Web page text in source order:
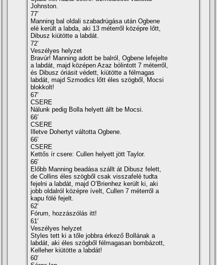
Johnston.
77′
Manning bal oldali szabadrúgása után Ogbene
elé került a labda, aki 13 méterről középre lőtt,
Dibusz kiütötte a labdát.
72′
Veszélyes helyzet
Bravúr! Manning adott be balról, Ogbene lefejelte
a labdát, majd középen Azaz bólintott 7 méterről,
és Dibusz óriásit védett, kiütötte a félmagas
labdát, majd Szmodics lőtt éles szögből, Mocsi
blokkolt!
67′
CSERE
Nálunk pedig Bolla helyett állt be Mocsi.
66′
CSERE
Illetve Dohertyt váltotta Ogbene.
66′
CSERE
Kettős ír csere: Cullen helyett jött Taylor.
66′
Előbb Manning beadása szállt át Dibusz felett,
de Collins éles szögből csak visszafelé tudta
fejelni a labdát, majd O’Brienhez került ki, aki
jobb oldalról középre ívelt, Cullen 7 méterről a
kapu fölé fejelt.
62′
Fórum, hozzászólás itt!
61′
Veszélyes helyzet
Styles tett ki a tőle jobbra érkező Bollának a
labdát, aki éles szögből félmagasan bombázott,
Kelleher kiütötte a labdát!
60′